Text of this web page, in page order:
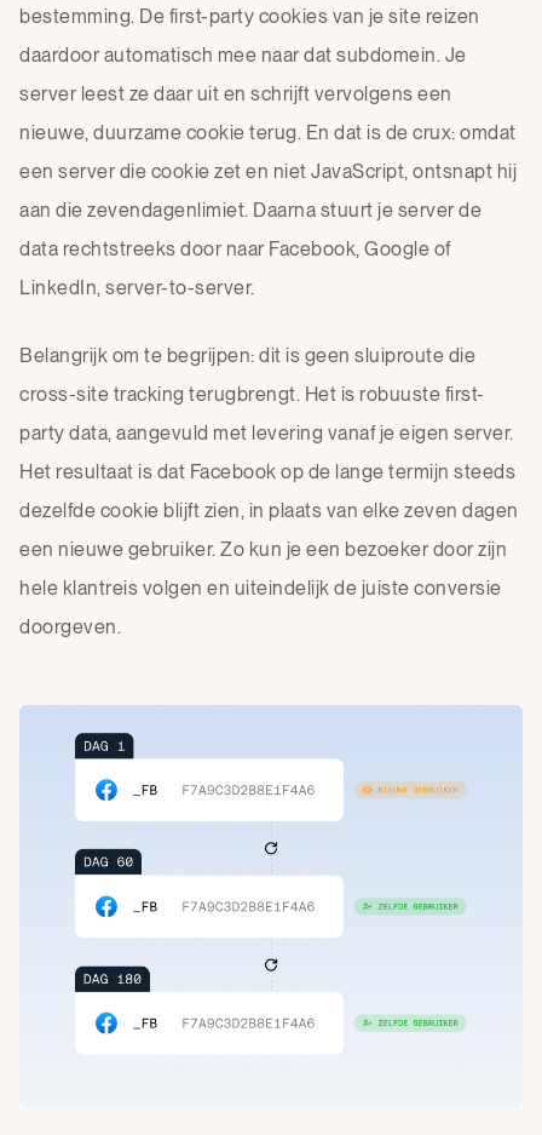
bestemming. De first-party cookies van je site reizen
daardoor automatisch mee naar dat subdomein. Je
server leest ze daar uit en schrijft vervolgens een
nieuwe, duurzame cookie terug. En dat is de crux: omdat
een server die cookie zet en niet JavaScript, ontsnapt hij
aan die zevendagenlimiet. Daarna stuurt je server de
data rechtstreeks door naar Facebook, Google of
LinkedIn, server-to-server.
Belangrijk om te begrijpen: dit is geen sluiproute die
cross-site tracking terugbrengt. Het is robuuste first-
party data, aangevuld met levering vanaf je eigen server.
Het resultaat is dat Facebook op de lange termijn steeds
dezelfde cookie blijft zien, in plaats van elke zeven dagen
een nieuwe gebruiker. Zo kun je een bezoeker door zijn
hele klantreis volgen en uiteindelijk de juiste conversie
doorgeven.